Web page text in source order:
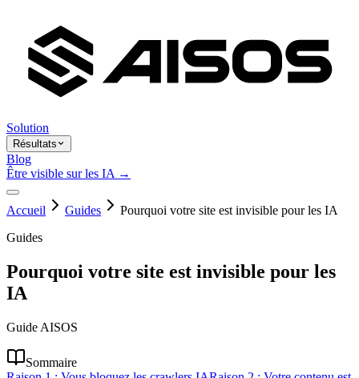
Solution
Résultats
Blog
Être visible sur les IA →
Accueil Guides
Pourquoi votre site est invisible pour les IA
Guides
Pourquoi votre site est invisible pour les
IA
Guide AISOS
Sommaire